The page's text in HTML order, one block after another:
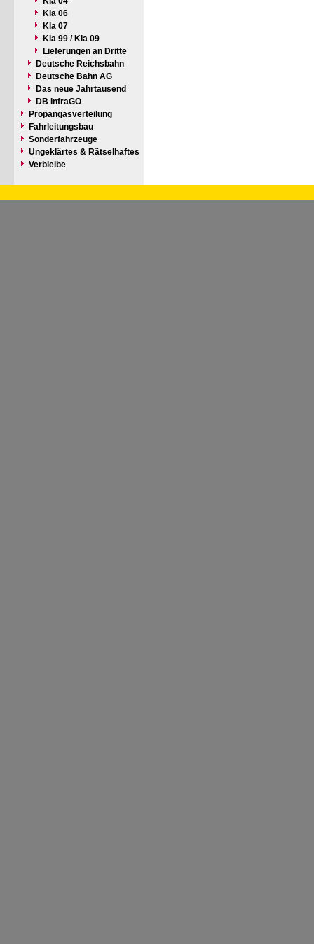
Kla 06
Kla 07
Kla 99 / Kla 09
Lieferungen an Dritte
Deutsche Reichsbahn
Deutsche Bahn AG
Das neue Jahrtausend
DB InfraGO
Propangasverteilung
Fahrleitungsbau
Sonderfahrzeuge
Ungeklärtes & Rätselhaftes
Verbleibe